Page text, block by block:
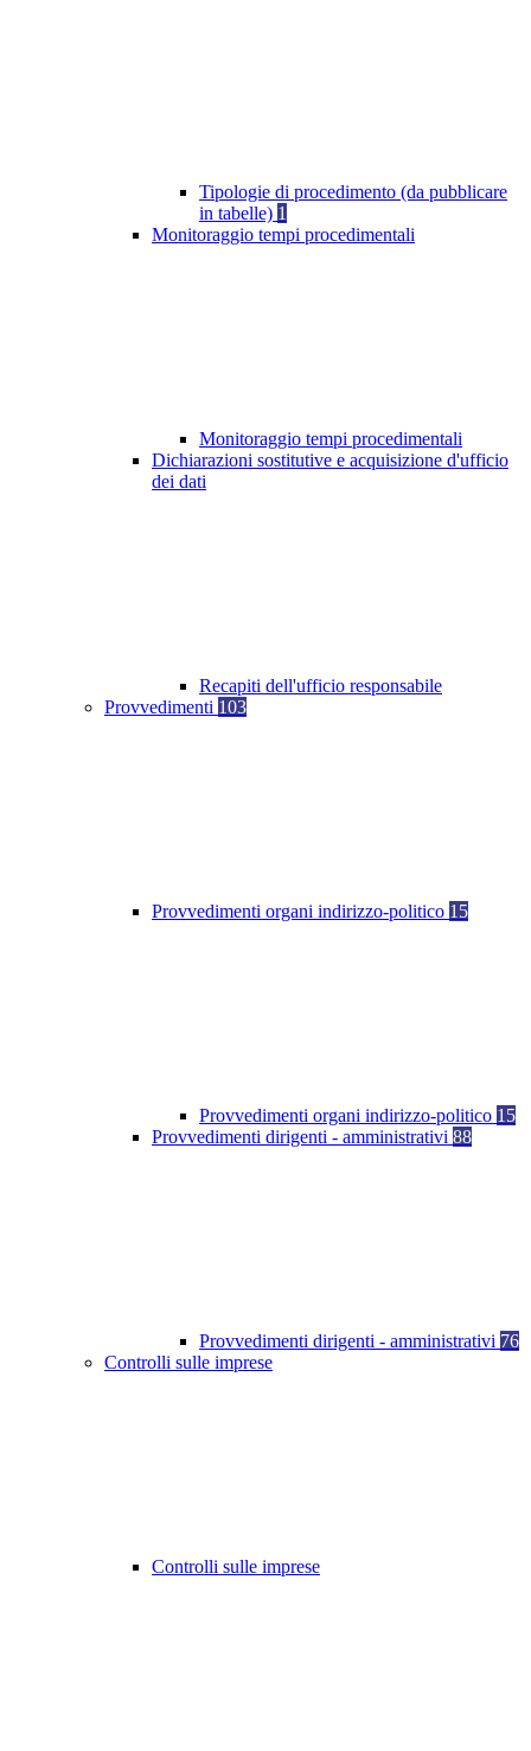
Tipologie di procedimento (da pubblicare
in tabelle) 1
Monitoraggio tempi procedimentali
Monitoraggio tempi procedimentali
Dichiarazioni sostitutive e acquisizione d'ufficio
dei dati
Recapiti dell'ufficio responsabile
Provvedimenti 103
Provvedimenti organi indirizzo-politico 15
Provvedimenti organi indirizzo-politico 15
Provvedimenti dirigenti - amministrativi 88
Provvedimenti dirigenti - amministrativi 76
Controlli sulle imprese
Controlli sulle imprese